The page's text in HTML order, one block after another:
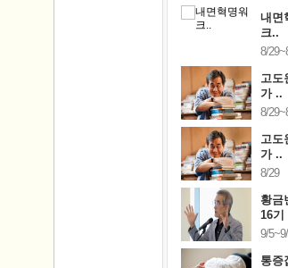
내면
크..
8/
고도
가 ..
8/
고도
가 ..
8/29
황금
16기
9/
통증